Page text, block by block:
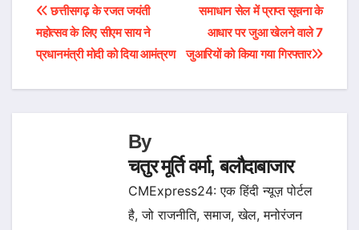
Post
navigation
समाधान सेल में प्राप्त सूचना के
आधार पर जुआ खेलने वाले 7
जुआरियों को किया गया गिरफ्तार
छत्तीसगढ़ के रजत जयंती
महोत्सव के लिए सीएम साय ने
प्रधानमंत्री मोदी को दिया आमंत्रण
By
चतुर मूर्ति वर्मा, बलौदाबाजार
CMExpress24: एक हिंदी न्यूज़ पोर्टल
है, जो राजनीति, समाज, खेल, मनोरंजन